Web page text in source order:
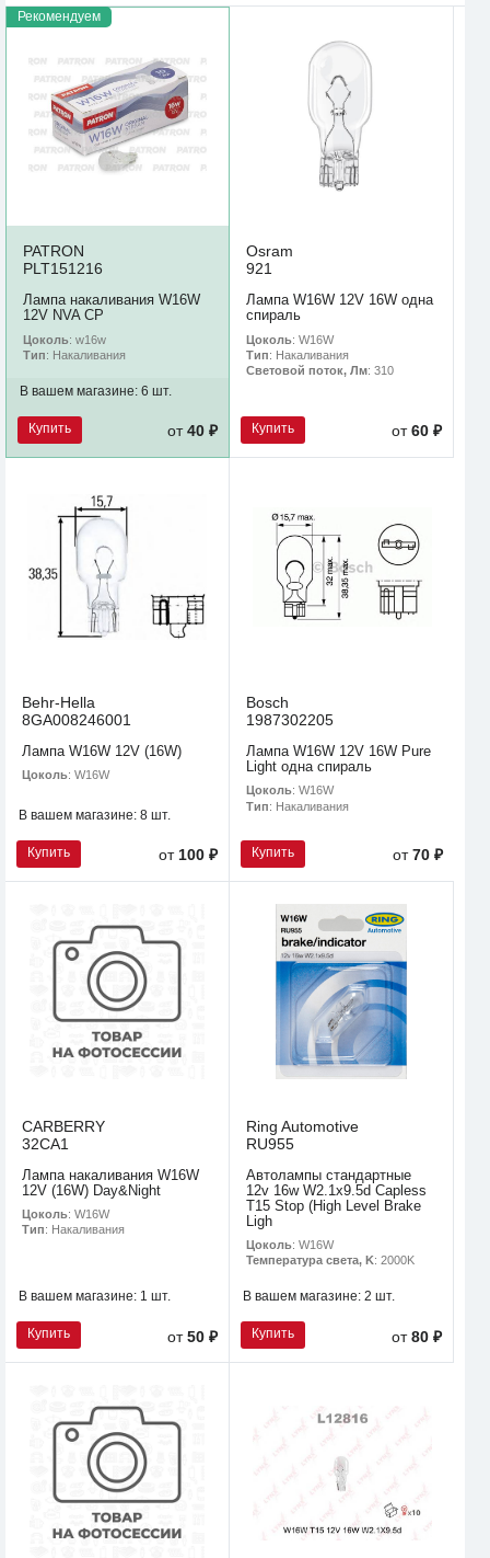
Рекомендуем
PATRON
PLT151216
Лампа накаливания W16W
12V NVA CP
Цоколь: w16w
Тип: Накаливания
В вашем магазине: 6 шт.
Купить от40 ₽
Osram
921
Лампа W16W 12V 16W одна
спираль
Цоколь: W16W
Тип: Накаливания
Световой поток, Лм: 310
Купить от60 ₽
Behr-Hella
8GA008246001
Лампа W16W 12V (16W)
Цоколь: W16W
В вашем магазине: 8 шт.
Купить от 100 ₽
Bosch
1987302205
Лампа W16W 12V 16W Pure
Light одна спираль
Цоколь: W16W
Тип: Накаливания
Купить от70 ₽
CARBERRY
32CA1
Лампа накаливания W16W
12V (16W) Day&Night
Цоколь: W16W
Тип: Накаливания
В вашем магазине: 1 шт.
Купить от50 ₽
Ring Automotive
RU955
Автолампы стандартные
12v 16w W2.1x9.5d Capless
T15 Stop (High Level Brake
Ligh
Цоколь: W16W
Температура света, K: 2000K
В вашем магазине: 2 шт.
Купить от80 ₽